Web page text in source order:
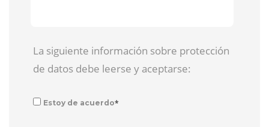
La siguiente información sobre protección
de datos debe leerse y aceptarse:
Estoy de acuerdo*